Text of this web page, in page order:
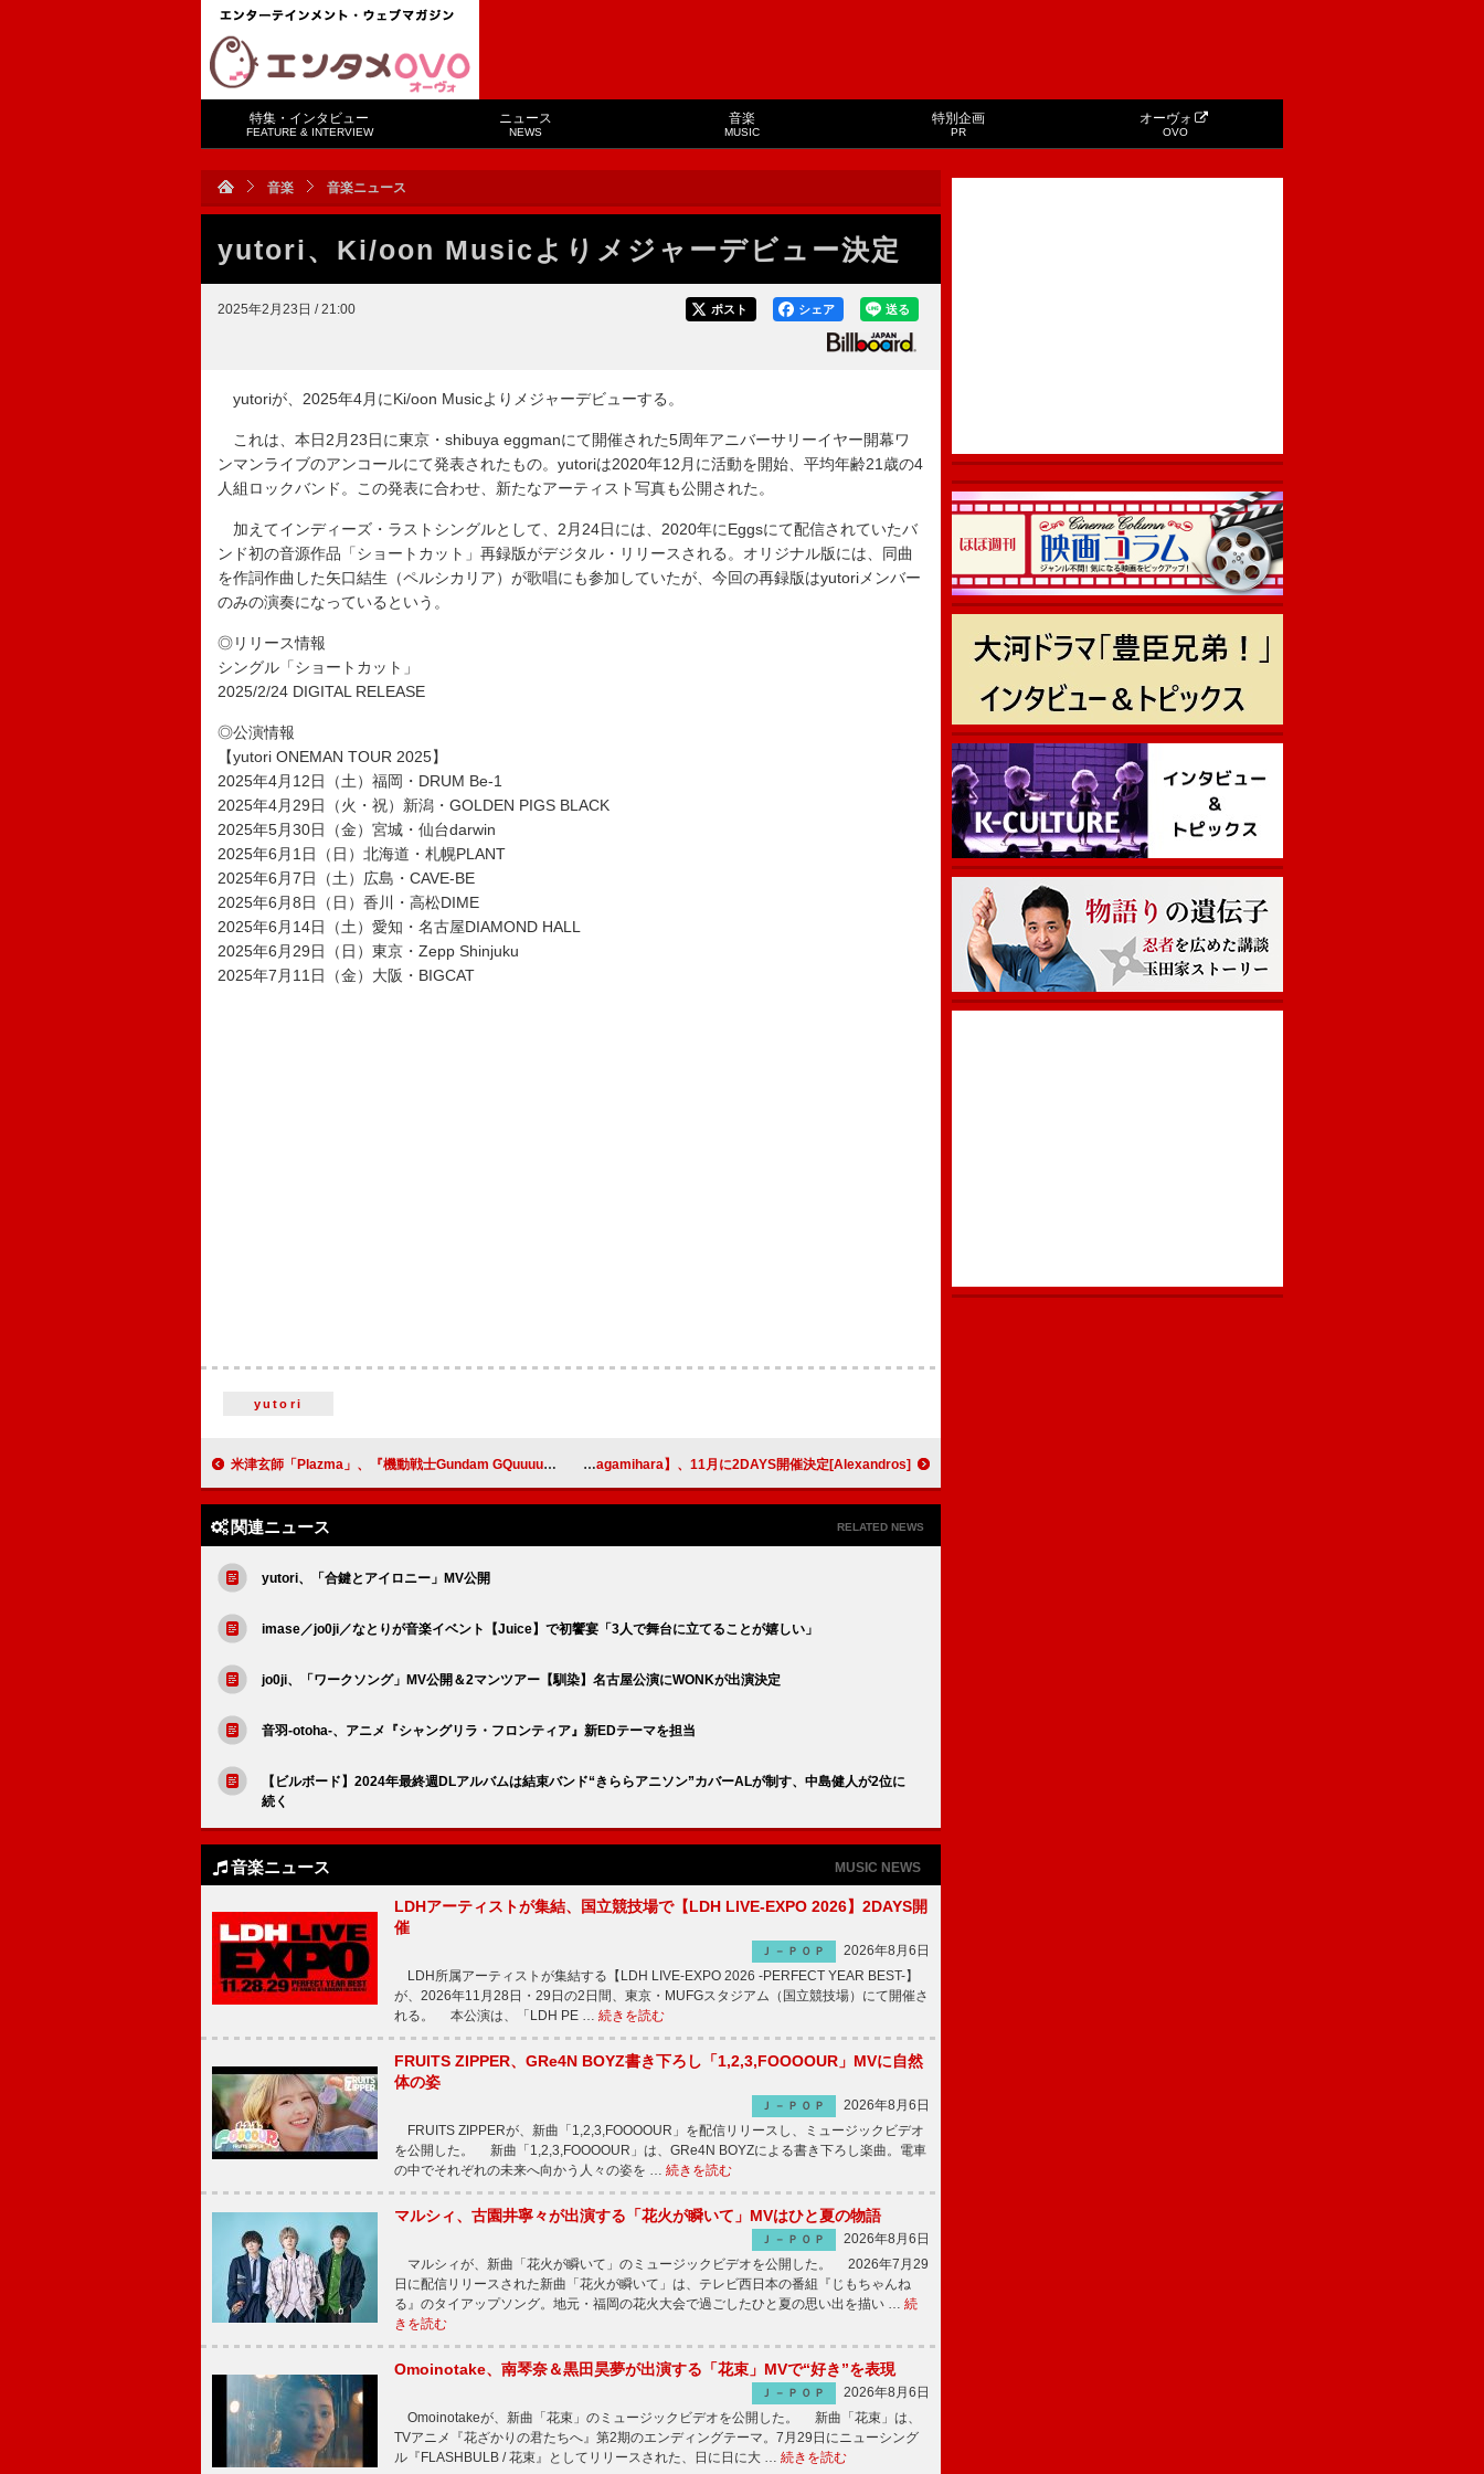
特集・インタビュー
FEATURE & INTERVIEW
ニュース
NEWS
音楽
MUSIC
特別企画
PR
オーヴォ
OVO
音楽 音楽ニュース
yutori、Ki/oon Musicよりメジャーデビュー決定
2025年2月23日 / 21:00 送る
シェア
ポスト
yutoriが、2025年4月にKi/oon Musicよりメジャーデビューする。
これは、本日2月23日に東京・shibuya eggmanにて開催された5周年アニバーサリーイヤー開幕ワ
ンマンライブのアンコールにて発表されたもの。yutoriは2020年12月に活動を開始、平均年齢21歳の4
人組ロックバンド。この発表に合わせ、新たなアーティスト写真も公開された。
加えてインディーズ・ラストシングルとして、2月24日には、2020年にEggsにて配信されていたバ
ンド初の音源作品「ショートカット」再録版がデジタル・リリースされる。オリジナル版には、同曲
を作詞作曲した矢口結生（ペルシカリア）が歌唱にも参加していたが、今回の再録版はyutoriメンバー
のみの演奏になっているという。
◎リリース情報
シングル「ショートカット」
2025/2/24 DIGITAL RELEASE
◎公演情報
【yutori ONEMAN TOUR 2025】
2025年4月12日（土）福岡・DRUM Be-1
2025年4月29日（火・祝）新潟・GOLDEN PIGS BLACK
2025年5月30日（金）宮城・仙台darwin
2025年6月1日（日）北海道・札幌PLANT
2025年6月7日（土）広島・CAVE-BE
2025年6月8日（日）香川・高松DIME
2025年6月14日（土）愛知・名古屋DIAMOND HALL
2025年6月29日（日）東京・Zepp Shinjuku
2025年7月11日（金）大阪・BIGCAT
yutori
米津玄師「Plazma」、『機動戦士Gundam GQuuuuuuX』劇場先行版に続きTV版でも主題歌に [Alexandros]主催フェス【THIS FES '25 in Sagamihara】、11月に2DAYS開催決定
関連ニュース RELATED NEWS
yutori、「合鍵とアイロニー」MV公開
imase／jo0ji／なとりが音楽イベント【Juice】で初饗宴「3人で舞台に立てることが嬉しい」
jo0ji、「ワークソング」MV公開＆2マンツアー【馴染】名古屋公演にWONKが出演決定
音羽-otoha-、アニメ『シャングリラ・フロンティア』新EDテーマを担当
【ビルボード】2024年最終週DLアルバムは結束バンド“きららアニソン”カバーALが制す、中島健人が2位に
続く
音楽ニュース MUSIC NEWS
LDHアーティストが集結、国立競技場で【LDH LIVE-EXPO 2026】2DAYS開
催
Ｊ－ＰＯＰ
2026年8月6日
LDH所属アーティストが集結する【LDH LIVE-EXPO 2026 -PERFECT YEAR BEST-】
が、2026年11月28日・29日の2日間、東京・MUFGスタジアム（国立競技場）にて開催さ
れる。 本公演は、「LDH PE … 続きを読む
FRUITS ZIPPER、GRe4N BOYZ書き下ろし「1,2,3,FOOOOUR」MVに自然
体の姿
Ｊ－ＰＯＰ
2026年8月6日
FRUITS ZIPPERが、新曲「1,2,3,FOOOOUR」を配信リリースし、ミュージックビデオ
を公開した。 新曲「1,2,3,FOOOOUR」は、GRe4N BOYZによる書き下ろし楽曲。電車
の中でそれぞれの未来へ向かう人々の姿を … 続きを読む
マルシィ、古園井寧々が出演する「花火が瞬いて」MVはひと夏の物語
Ｊ－ＰＯＰ
2026年8月6日
マルシィが、新曲「花火が瞬いて」のミュージックビデオを公開した。 2026年7月29
日に配信リリースされた新曲「花火が瞬いて」は、テレビ西日本の番組『じもちゃんね
る』のタイアップソング。地元・福岡の花火大会で過ごしたひと夏の思い出を描い … 続
きを読む
Omoinotake、南琴奈＆黒田昊夢が出演する「花束」MVで“好き”を表現
Ｊ－ＰＯＰ
2026年8月6日
Omoinotakeが、新曲「花束」のミュージックビデオを公開した。 新曲「花束」は、
TVアニメ『花ざかりの君たちへ』第2期のエンディングテーマ。7月29日にニューシング
ル『FLASHBULB / 花束』としてリリースされた、日に日に大 … 続きを読む